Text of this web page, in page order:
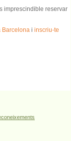
imprescindible reservar
Barcelona i inscriu-te